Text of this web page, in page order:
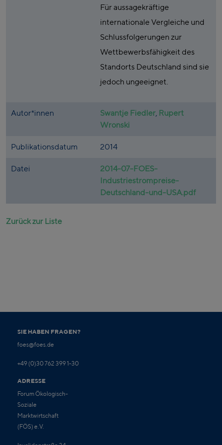
Für aussagekräftige
internationale Vergleiche und
Schlussfolgerungen zur
Wettbewerbsfähigkeit des
Standorts Deutschland sind sie
jedoch ungeeignet.
Autor*innen Swantje Fiedler, Rupert
Wronski
Publikationsdatum 2014
Datei
2014-07-FOES-
Industriestrompreise-
Deutschland-und-USA.pdf
Zurück zur Liste
SIE HABEN FRAGEN?
foes@foes.de
+49 (0)30 762 399 1-30
ADRESSE
Forum Ökologisch-
Soziale
Marktwirtschaft
(FÖS) e.V.